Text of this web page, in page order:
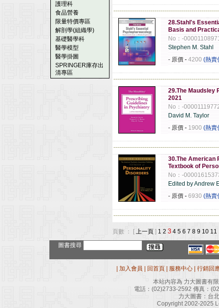
護理科
食品營養
限量特價專區
解剖學(組織學)
基礎醫學科
醫學模型
醫學掛圖
SPRINGER庫存出
清專區
28.Stahl's
Basis and
No：-
Stephen M. Stahl
- 原價 - 4200 (熱賣
29.The Maudsley
2021
No：-
David M. Taylor
- 原價 - 1900 (熱賣
30.The American
Textbook of
No：-
Edited by Andrew
- 原價 - 6930 (熱賣
頁數 ： [ 上一頁 ] 1 2 3 4 5 6 7 8 9 10 11
圖書搜尋
加入會員 回首頁 服務中心
行銷回
本站內容為 力大圖書有
電話： (02)2733-2592 傳真：
力大圖書：台
Copyright 2002-2025